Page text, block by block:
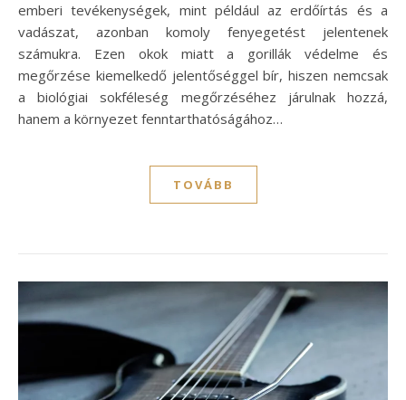
emberi tevékenységek, mint például az erdőírtás és a
vadászat, azonban komoly fenyegetést jelentenek
számukra. Ezen okok miatt a gorillák védelme és
megőrzése kiemelkedő jelentőséggel bír, hiszen nemcsak
a biológiai sokféleség megőrzéséhez járulnak hozzá,
hanem a környezet fenntarthatóságához…
TOVÁBB